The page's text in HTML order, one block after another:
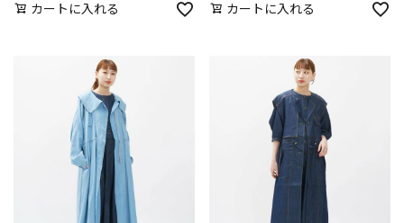
カートに入れる カートに入れる